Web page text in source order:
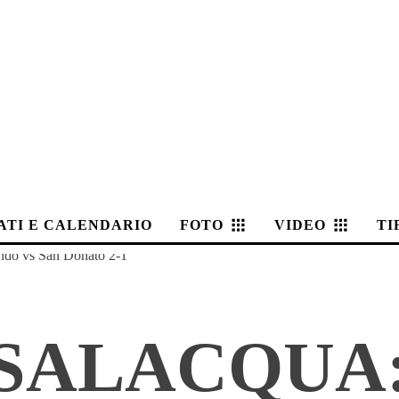
E CALENDARIO FOTO VIDEO
vs San Donato 2-1